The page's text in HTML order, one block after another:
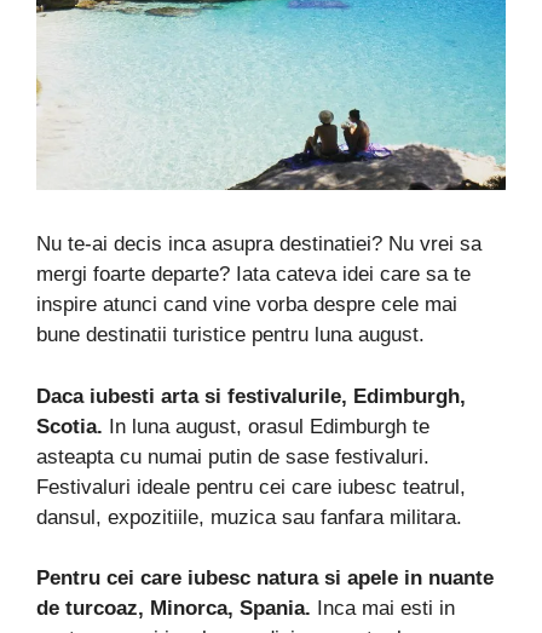
Nu te-ai decis inca asupra destinatiei? Nu vrei sa
mergi foarte departe? Iata cateva idei care sa te
inspire atunci cand vine vorba despre cele mai
bune destinatii turistice pentru luna august.
Daca iubesti arta si festivalurile, Edimburgh,
Scotia. In luna august, orasul Edimburgh te
asteapta cu numai putin de sase festivaluri.
Festivaluri ideale pentru cei care iubesc teatrul,
dansul, expozitiile, muzica sau fanfara militara.
Pentru cei care iubesc natura si apele in nuante
de turcoaz, Minorca, Spania. Inca mai esti in